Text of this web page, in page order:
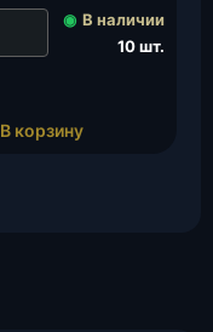
◉ В наличии
10 шт.
В корзину